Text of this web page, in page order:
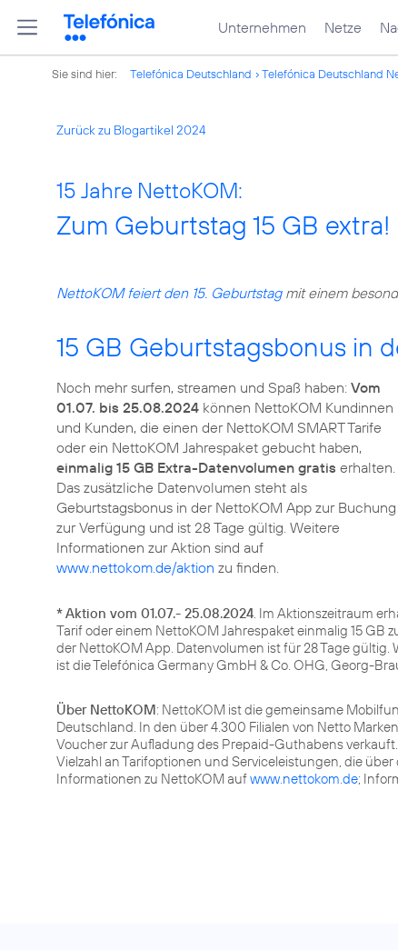
Unternehmen Netze
Sie sind hier: Telefónica Deutschland Telefónica Deutschland
Zurück zu Blogartikel 2024
15 Jahre NettoKOM:
Zum Geburtstag 15 GB extra!
NettoKOM feiert den 15. Geburtstagmit einem
15 GB Geburtstagsbonus in
Noch mehr surfen, streamen und Spaß haben: Vom
01.07. bis 25.08.2024 können NettoKOM Kundinnen
und Kunden, die einen der NettoKOM SMART Tarife
oder ein NettoKOM Jahrespaket gebucht haben,
einmalig 15 GB Extra-Datenvolumen gratis erhalten.
Das zusätzliche Datenvolumen steht als
Geburtstagsbonus in der NettoKOM App zur Buchung
zur Verfügung und ist 28 Tage gültig. Weitere
Informationen zur Aktion sind auf
www.nettokom.de/aktion zu finden.
*Aktion vom 01.07.- 25.08.2024. Im Aktionszeitraum
Tarif oder einem NettoKOM Jahrespaket einmalig 15
der NettoKOM App. Datenvolumen ist für 28 Tage
ist die Telefónica Germany GmbH & Co. OHG, Georg-
Über NettoKOM: NettoKOM ist die gemeinsame
Deutschland. In den über 4.300 Filialen von Netto
Voucher zur Aufladung des Prepaid-Guthabens
Vielzahl an Tarifoptionen und Serviceleistungen, die
Informationen zu NettoKOM aufwww.nettokom.de;